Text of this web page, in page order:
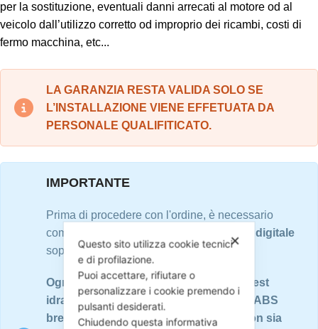
per la sostituzione, eventuali danni arrecati al motore od al
veicolo dall’utilizzo corretto od improprio dei ricambi, costi di
fermo macchina, etc...
LA GARANZIA RESTA VALIDA SOLO SE
L’INSTALLAZIONE VIENE EFFETUATA DA
PERSONALE QUALIFITICATO.
IMPORTANTE
Prima di procedere con l'ordine, è necessario
compilare accuratamente il
questionario digitale
soprastante in tutte le sue parti.
Ogni ricambio è sottoposto a rigorosi test
idraulici ed elettronici su banchi prova ABS
brevettati. Nel caso in cui il ricambio non sia
✕
Questo sito utilizza cookie tecnici
e di profilazione.
Puoi accettare, rifiutare o
personalizzare i cookie premendo i
pulsanti desiderati.
Chiudendo questa informativa